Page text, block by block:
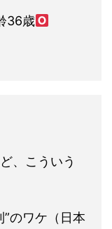
36歳
、こういう
のワケ（日本